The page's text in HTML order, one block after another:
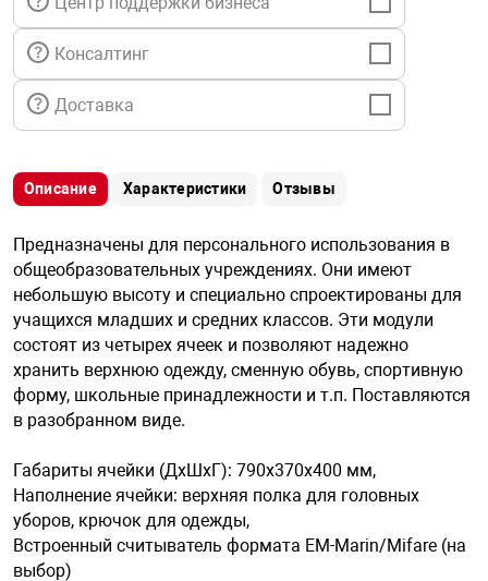
техника
автомобили
техника
средства охраны
ключи
сигнализации
безопасность
Консалтинг
Доставка
Описание Характеристики Отзывы
Предназначены для персонального использования в
общеобразовательных учреждениях. Они имеют
небольшую высоту и специально спроектированы для
учащихся младших и средних классов. Эти модули
состоят из четырех ячеек и позволяют надежно
хранить верхнюю одежду, сменную обувь, спортивную
форму, школьные принадлежности и т.п. Поставляются
в разобранном виде.
Габариты ячейки (ДхШхГ): 790х370х400 мм,
Наполнение ячейки: верхняя полка для головных
уборов, крючок для одежды,
Встроенный считыватель формата EM-Marin/Mifare (на
выбор)